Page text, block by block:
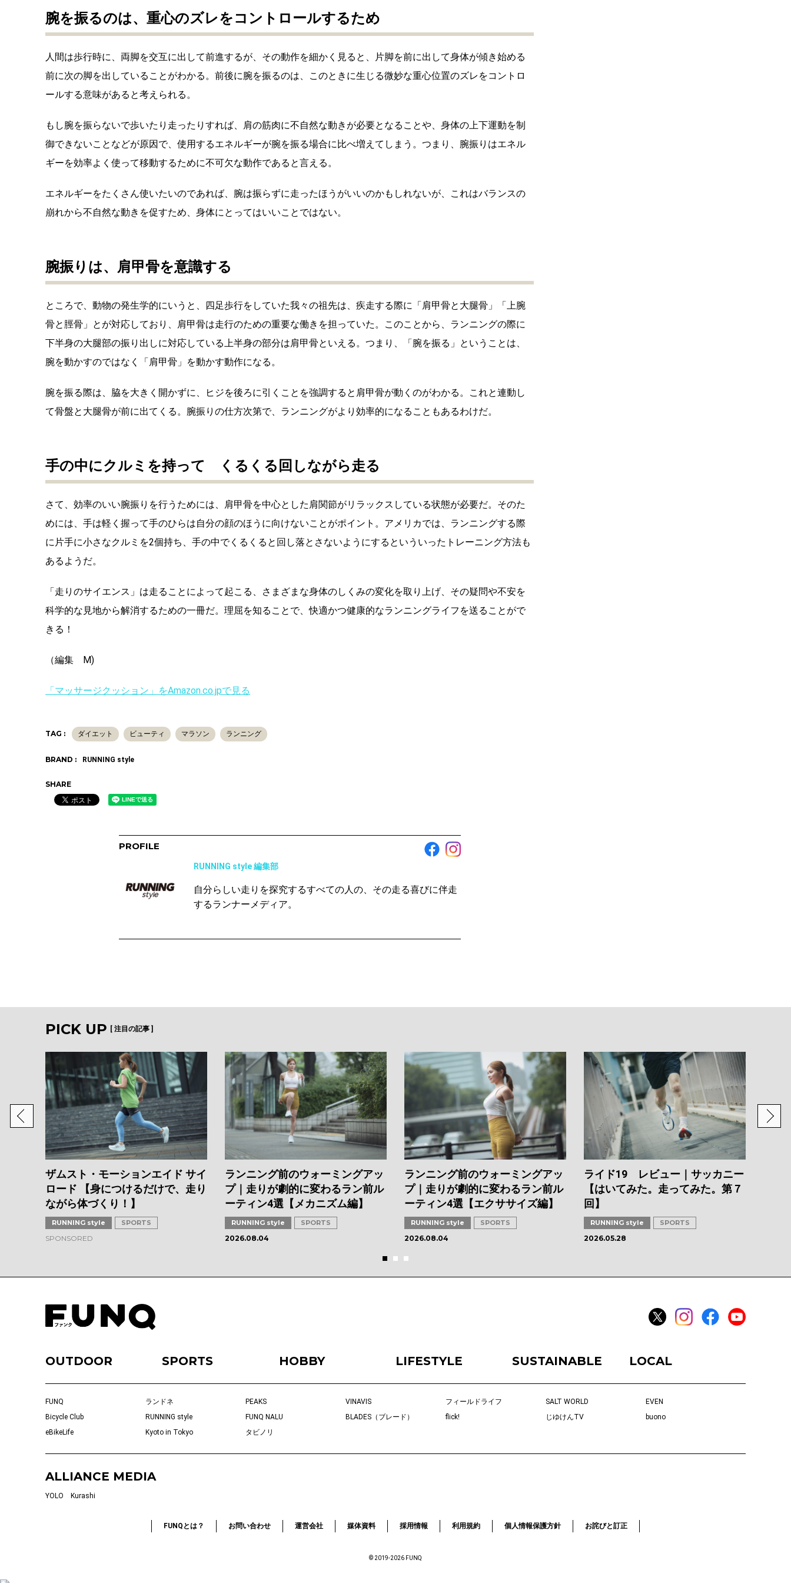
腕を振るのは、重心のズレをコントロールするため
人間は歩行時に、両脚を交互に出して前進するが、その動作を細かく見ると、片脚を前に出して身体が傾き始める
前に次の脚を出していることがわかる。前後に腕を振るのは、このときに生じる微妙な重心位置のズレをコントロ
ールする意味があると考えられる。
もし腕を振らないで歩いたり走ったりすれば、肩の筋肉に不自然な動きが必要となることや、身体の上下運動を制
御できないことなどが原因で、使用するエネルギーが腕を振る場合に比べ増えてしまう。つまり、腕振りはエネル
ギーを効率よく使って移動するために不可欠な動作であると言える。
エネルギーをたくさん使いたいのであれば、腕は振らずに走ったほうがいいのかもしれないが、これはバランスの
崩れから不自然な動きを促すため、身体にとってはいいことではない。
腕振りは、肩甲骨を意識する
ところで、動物の発生学的にいうと、四足歩行をしていた我々の祖先は、疾走する際に「肩甲骨と大腿骨」「上腕
骨と脛骨」とが対応しており、肩甲骨は走行のための重要な働きを担っていた。このことから、ランニングの際に
下半身の大腿部の振り出しに対応している上半身の部分は肩甲骨といえる。つまり、「腕を振る」ということは、
腕を動かすのではなく「肩甲骨」を動かす動作になる。
腕を振る際は、脇を大きく開かずに、ヒジを後ろに引くことを強調すると肩甲骨が動くのがわかる。これと連動し
て骨盤と大腿骨が前に出てくる。腕振りの仕方次第で、ランニングがより効率的になることもあるわけだ。
手の中にクルミを持って くるくる回しながら走る
さて、効率のいい腕振りを行うためには、肩甲骨を中心とした肩関節がリラックスしている状態が必要だ。そのた
めには、手は軽く握って手のひらは自分の顔のほうに向けないことがポイント。アメリカでは、ランニングする際
に片手に小さなクルミを2個持ち、手の中でくるくると回し落とさないようにするといういったトレーニング方法も
あるようだ。
「走りのサイエンス」は走ることによって起こる、さまざまな身体のしくみの変化を取り上げ、その疑問や不安を
科学的な見地から解消するための一冊だ。理屈を知ることで、快適かつ健康的なランニングライフを送ることがで
きる！
（編集 M)
「マッサージクッション」をAmazon.co.jpで見る
TAG : ダイエット ビューティ マラソン ランニング
BRAND : RUNNING style
SHARE
PROFILE
RUNNING style 編集部
自分らしい走りを探究するすべての人の、その走る喜びに伴走
するランナーメディア。
PICK UP [ 注目の記事 ]
編】
オリ
ザムスト・モーションエイド サイ
ロード 【身につけるだけで、走り
ながら体づくり！】
RUNNING style SPORTS
SPONSORED
ランニング前のウォーミングアッ
プ｜走りが劇的に変わるラン前ル
ーティン4選【メカニズム編】
RUNNING style SPORTS
2026.08.04
ランニング前のウォーミングアッ
プ｜走りが劇的に変わるラン前ル
ーティン4選【エクササイズ編】
RUNNING style SPORTS
2026.08.04
ライド19 レビュー｜サッカニー
【はいてみた。走ってみた。第７
回】
RUNNING style SPORTS
2026.05.28
スカ
カ【
OUTDOOR SPORTS HOBBY LIFESTYLE SUSTAINABLE LOCAL
FUNQ ランドネ PEAKS VINAVIS フィールドライフ SALT WORLD
EVEN
Bicycle Club
RUNNING style FUNQ NALU BLADES（ブレード） flick! じゆけんTV
buono
eBikeLife
Kyoto in Tokyo タビノリ
ALLIANCE MEDIA
YOLO Kurashi
FUNQとは？ お問い合わせ 運営会社 媒体資料 採用情報 利用規約 個人情報保護方針 お詫びと訂正
© 2019-2026 FUNQ